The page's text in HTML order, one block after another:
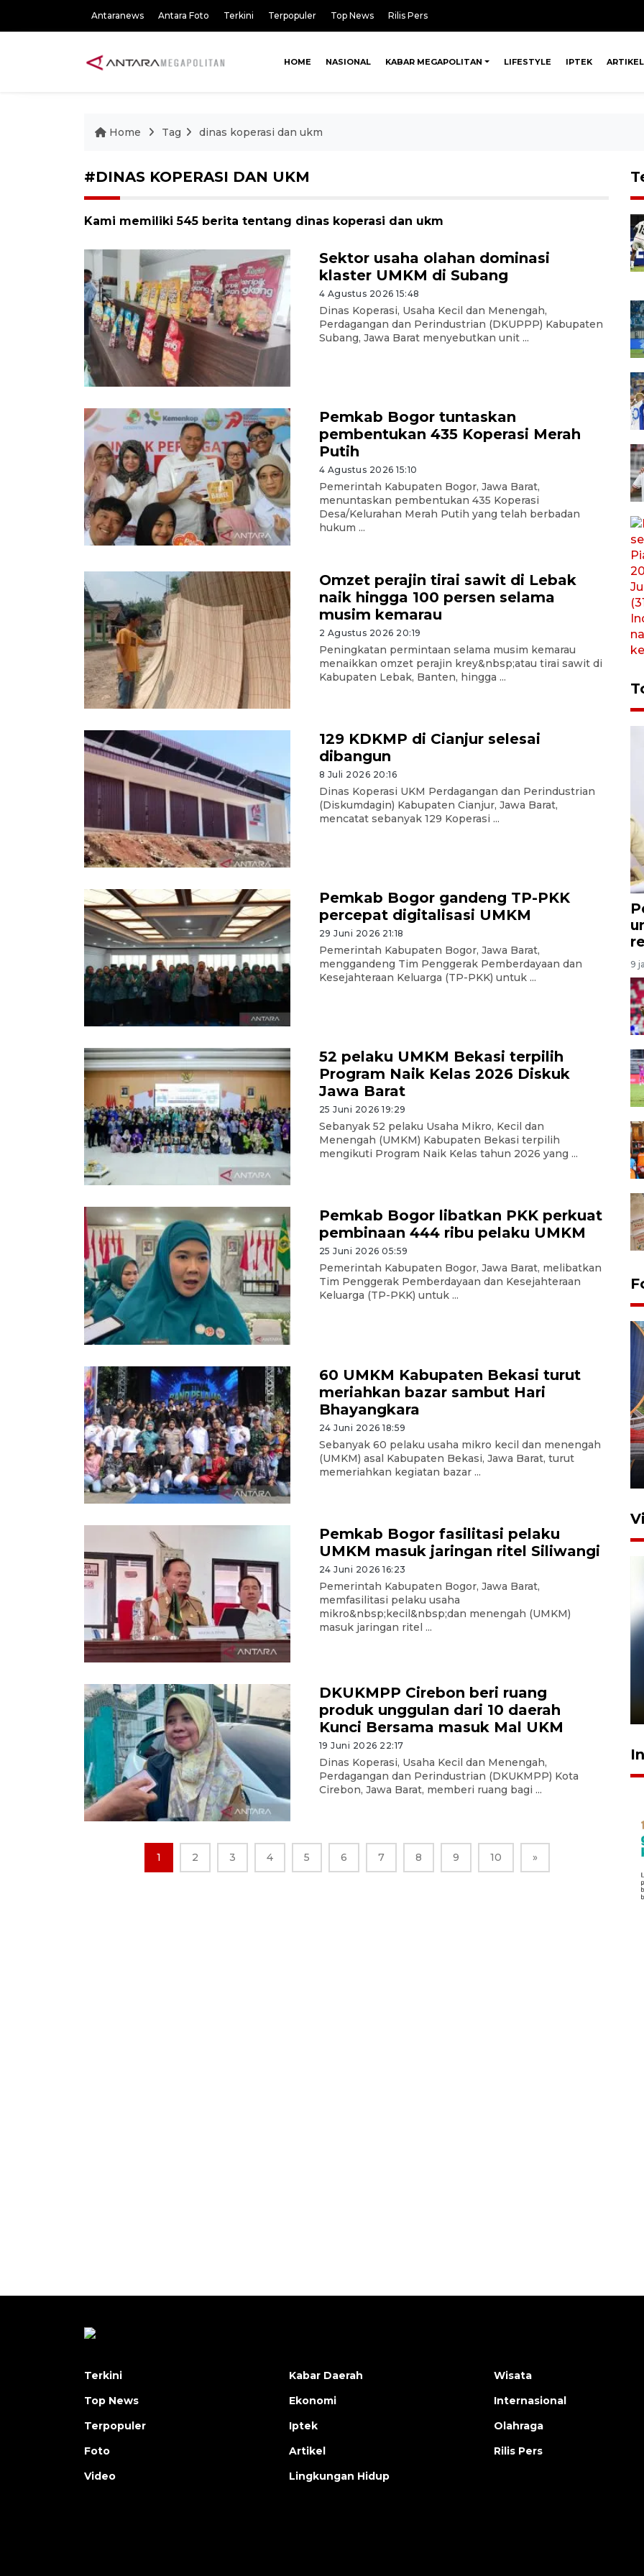
Antaranews Antara Foto Terkini Terpopuler Top News Rilis Pers
HOME NASIONAL KABAR MEGAPOLITAN LIFESTYLE IPTEK ARTIKEL
Home Tag dinas koperasi dan ukm
#DINAS KOPERASI DAN UKM
Kami memiliki 545 berita tentang dinas koperasi dan ukm
Sektor usaha olahan dominasi
klaster UMKM di Subang
4 Agustus 2026 15:48
Dinas Koperasi, Usaha Kecil dan Menengah,
Perdagangan dan Perindustrian (DKUPPP) Kabupaten
Subang, Jawa Barat menyebutkan unit ...
Pemkab Bogor tuntaskan
pembentukan 435 Koperasi Merah
Putih
4 Agustus 2026 15:10
Pemerintah Kabupaten Bogor, Jawa Barat,
menuntaskan pembentukan 435 Koperasi
Desa/Kelurahan Merah Putih yang telah berbadan
hukum ...
Omzet perajin tirai sawit di Lebak
naik hingga 100 persen selama
musim kemarau
2 Agustus 2026 20:19
Peningkatan permintaan selama musim kemarau
menaikkan omzet perajin krey&nbsp;atau tirai sawit di
Kabupaten Lebak, Banten, hingga ...
129 KDKMP di Cianjur selesai
dibangun
8 Juli 2026 20:16
Dinas Koperasi UKM Perdagangan dan Perindustrian
(Diskumdagin) Kabupaten Cianjur, Jawa Barat,
mencatat sebanyak 129 Koperasi ...
Pemkab Bogor gandeng TP-PKK
percepat digitalisasi UMKM
29 Juni 2026 21:18
Pemerintah Kabupaten Bogor, Jawa Barat,
menggandeng Tim Penggerak Pemberdayaan dan
Kesejahteraan Keluarga (TP-PKK) untuk ...
52 pelaku UMKM Bekasi terpilih
Program Naik Kelas 2026 Diskuk
Jawa Barat
25 Juni 2026 19:29
Sebanyak 52 pelaku Usaha Mikro, Kecil dan
Menengah (UMKM) Kabupaten Bekasi terpilih
mengikuti Program Naik Kelas tahun 2026 yang ...
Pemkab Bogor libatkan PKK perkuat
pembinaan 444 ribu pelaku UMKM
25 Juni 2026 05:59
Pemerintah Kabupaten Bogor, Jawa Barat, melibatkan
Tim Penggerak Pemberdayaan dan Kesejahteraan
Keluarga (TP-PKK) untuk ...
60 UMKM Kabupaten Bekasi turut
meriahkan bazar sambut Hari
Bhayangkara
24 Juni 2026 18:59
Sebanyak 60 pelaku usaha mikro kecil dan menengah
(UMKM) asal Kabupaten Bekasi, Jawa Barat, turut
memeriahkan kegiatan bazar ...
Pemkab Bogor fasilitasi pelaku
UMKM masuk jaringan ritel Siliwangi
24 Juni 2026 16:23
Pemerintah Kabupaten Bogor, Jawa Barat,
memfasilitasi pelaku usaha
mikro&nbsp;kecil&nbsp;dan menengah (UMKM)
masuk jaringan ritel ...
DKUKMPP Cirebon beri ruang
produk unggulan dari 10 daerah
Kunci Bersama masuk Mal UKM
19 Juni 2026 22:17
Dinas Koperasi, Usaha Kecil dan Menengah,
Perdagangan dan Perindustrian (DKUKMPP) Kota
Cirebon, Jawa Barat, memberi ruang bagi ...
1 2 3 4 5 6 7 8 9 10 »
9
Komisi V DPR tinjau
perlintasan sebidang di
Stasiun Bogor
12 Juni 2026 18:49
sampai 8 tahan?
1 Juni 2026 05:47
Terkini
Top News
Terpopuler
Foto
Video
Kabar Daerah
Ekonomi
Iptek
Artikel
Lingkungan Hidup
Wisata
Internasional
Olahraga
Rilis Pers